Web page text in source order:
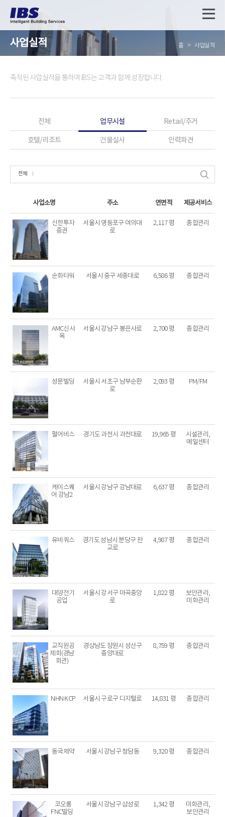
사업실적 홈 사업실적
축적된 사업실적을 통하여 IBS는 고객과 함께 성장합니다.
전체 업무시설 Retail/주거
호텔/리조트 건물실사 인력파견
전체
사업소명 주소 연면적 제공서비스
신한투자
증권
서울시 영등포구 여의대
로
2,117 평 종합관리
순화타워 서울시 중구 세종대로 6,586 평 종합관리
AMC신사
옥
서울시 강남구 봉은사로 2,700 평 종합관리
성문빌딩
서울시 서초구 남부순환
로
2,093 평 PM/FM
펄어비스 경기도 과천시 과천대로 19,965 평
시설관리,
메일센터
케이스퀘
어 강남2
서울시 강남구 강남대로 6,637 평 종합관리
유비쿼스
경기도 성남시 분당구 판
교로
4,987 평 종합관리
대양전기
공업
서울시 강서구 마곡중앙
로
1,822 평
보안관리,
미화관리
교직원공
제회(경남
회관)
경상남도 창원시 성산구
중앙대로
8,759 평 종합관리
NHN KCP 서울시 구로구 디지털로 14,831 평 종합관리
동국제약 서울시 강남구 청담동 9,320 평 종합관리
코오롱
FNC빌딩
서울시 강남구 삼성로 1,342 평
미화관리,
보안관리